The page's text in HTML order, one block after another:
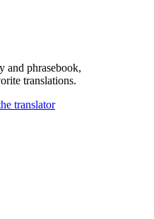
and phrasebook,
translations.